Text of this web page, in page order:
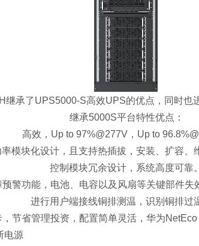
继承了UPS5000-S高效UPS的优点，同时也
继承5000S平台特性优点：
高效，Up to 97%@277V，Up to
模块化设计，且支持热插拔，安装、扩容、
控制模块冗余设计，系统高度可靠。
警功能，电池、电容以及风扇等关键部件失
进行用户端接线铜排测温，识别铜排过
节省管理投资，配置简单灵活，华为
电源